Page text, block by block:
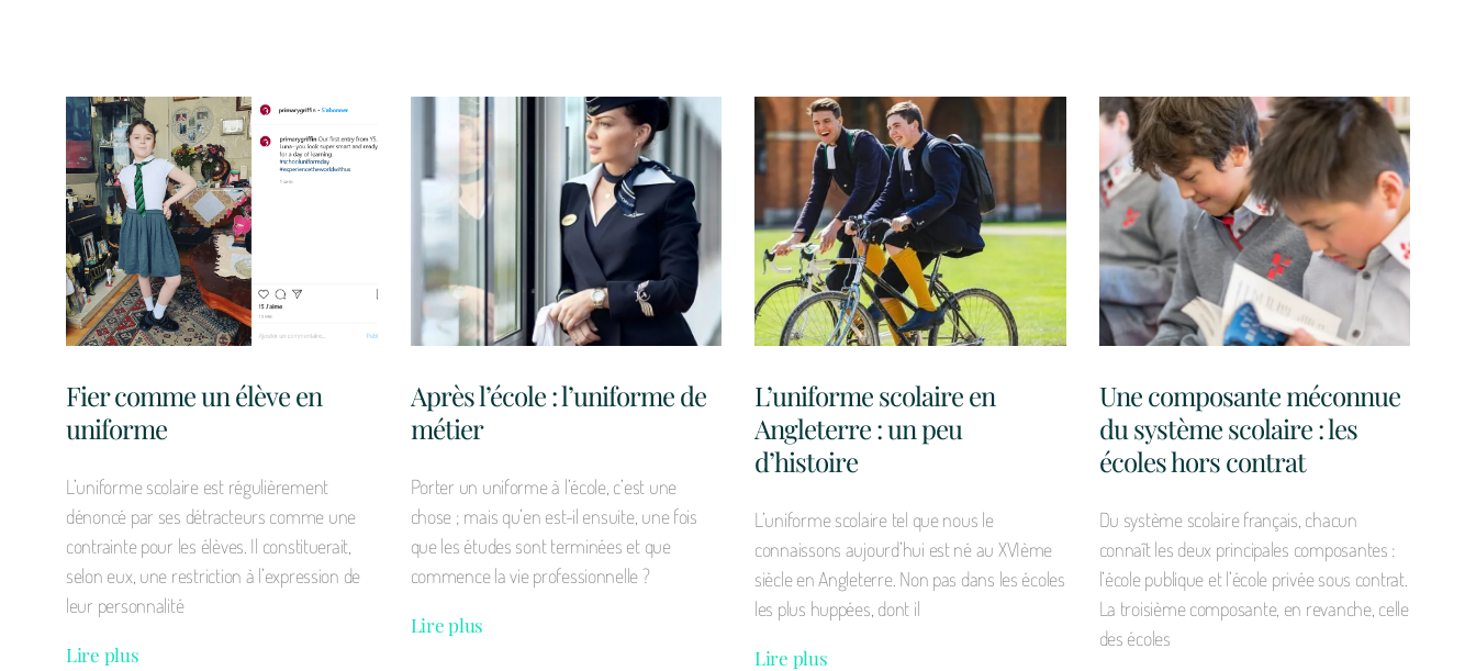
Fier comme un élève en
uniforme
L’uniforme scolaire est régulièrement
dénoncé par ses détracteurs comme une
contrainte pour les élèves. Il constituerait,
selon eux, une restriction à l’expression de
leur personnalité
Lire plus
Après l’école : l’uniforme de
métier
Porter un uniforme à l’école, c’est une
chose ; mais qu’en est-il ensuite, une fois
que les études sont terminées et que
commence la vie professionnelle ?
Lire plus
L’uniforme scolaire en
Angleterre : un peu
d’histoire
L’uniforme scolaire tel que nous le
connaissons aujourd’hui est né au XVIème
siècle en Angleterre. Non pas dans les écoles
les plus huppées, dont il
Lire plus
Une composante méconnue
du système scolaire : les
écoles hors contrat
Du système scolaire français, chacun
connaît les deux principales composantes :
l’école publique et l’école privée sous contrat.
La troisième composante, en revanche, celle
des écoles